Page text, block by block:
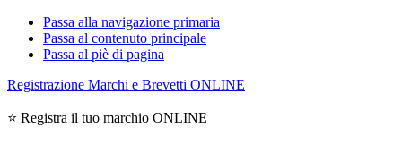
Passa alla navigazione primaria
Passa al contenuto principale
Passa al piè di pagina
Registrazione Marchi e Brevetti ONLINE
⭐ Registra il tuo marchio ONLINE